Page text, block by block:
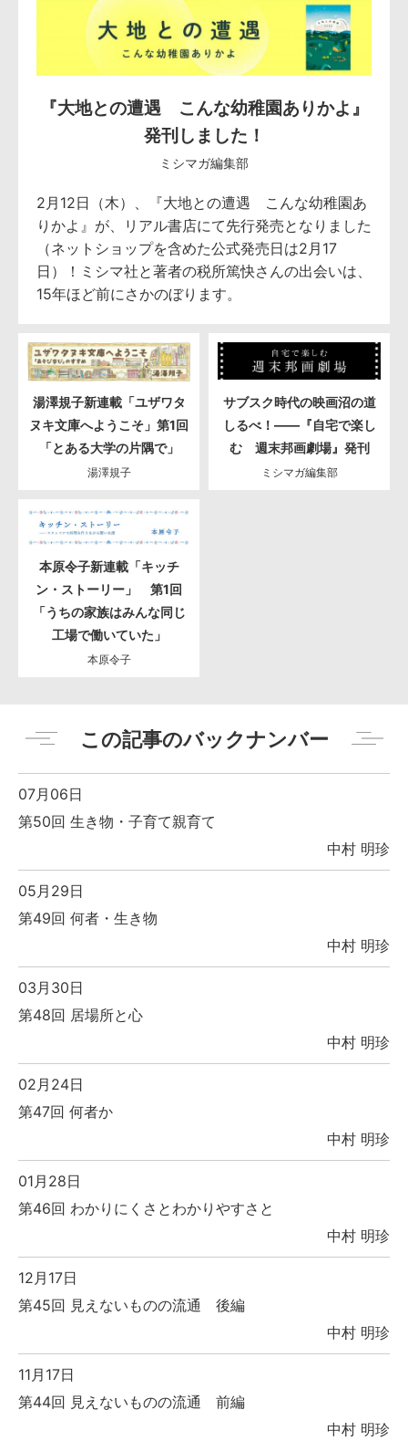
『大地との遭遇 こんな幼稚園ありかよ』
発刊しました！
ミシマガ編集部
2月12日（木）、『大地との遭遇 こんな幼稚園あ
りかよ』が、リアル書店にて先行発売となりました
（ネットショップを含めた公式発売日は2月17
日）！ミシマ社と著者の税所篤快さんの出会いは、
15年ほど前にさかのぼります。
湯澤規子新連載「ユザワタ
ヌキ文庫へようこそ」第1回
「とある大学の片隅で」
湯澤規子
サブスク時代の映画沼の道
しるべ！――『自宅で楽し
む 週末邦画劇場』発刊
ミシマガ編集部
本原令子新連載「キッチ
ン・ストーリー」 第1回
「うちの家族はみんな同じ
工場で働いていた」
本原令子
この記事のバックナンバー
07月06日
第50回 生き物・子育て親育て
中村 明珍
05月29日
第49回 何者・生き物
中村 明珍
03月30日
第48回 居場所と心
中村 明珍
02月24日
第47回 何者か
中村 明珍
01月28日
第46回 わかりにくさとわかりやすさと
中村 明珍
12月17日
第45回 見えないものの流通 後編
中村 明珍
11月17日
第44回 見えないものの流通 前編
中村 明珍